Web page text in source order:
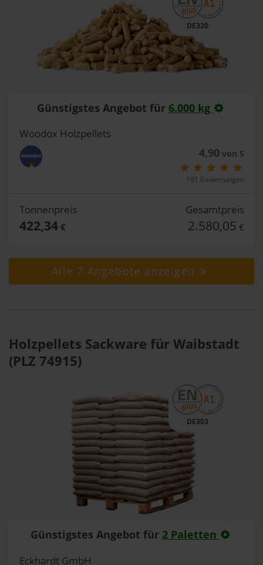
DE320
Günstigstes Angebot für 6.000 kg
Woodox Holzpellets
4,90 von 5
191 Bewertungen
Tonnenpreis
422,34€
Gesamtpreis
2.580,05 €
Alle 7 Angebote anzeigen
Holzpellets Sackware für Waibstadt
(PLZ 74915)
DE303
Günstigstes Angebot für 2 Paletten
Eckhardt GmbH